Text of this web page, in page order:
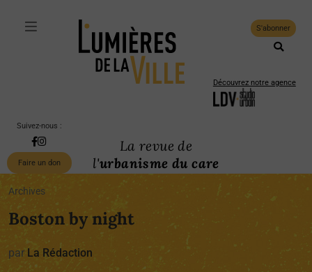
S'abonner
Découvrez notre agence
Suivez-nous :
Faire un don
La revue de
l'urbanisme du care
Archives
Boston by night
par La Rédaction